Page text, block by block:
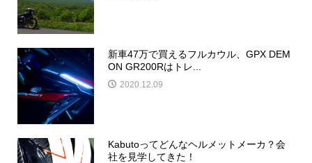
新車47万で買えるフルカウル、GPX DEM
ON GR200Rはトレ...
2020.12.09
Kabutoってどんなヘルメットメーカ？会
社を見学してきた！